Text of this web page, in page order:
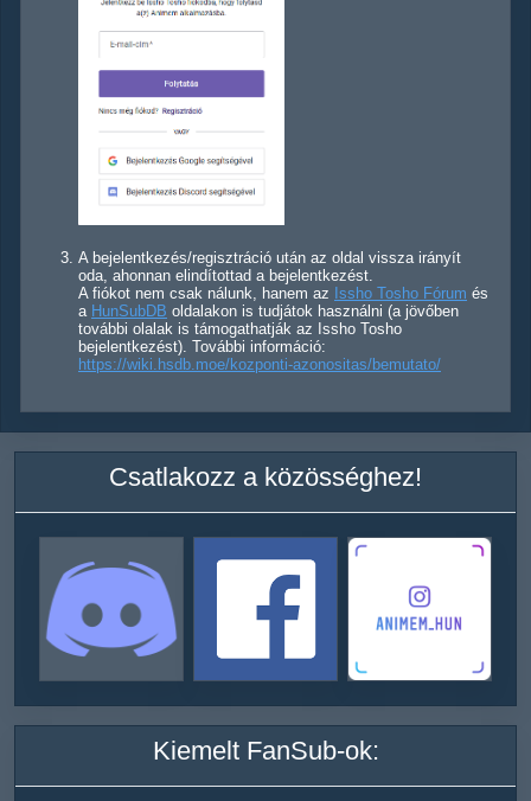
A bejelentkezés/regisztráció után az oldal vissza irányít
oda, ahonnan elindítottad a bejelentkezést.
A fiókot nem csak nálunk, hanem az Issho Tosho Fórum és
a HunSubDB oldalakon is tudjátok használni (a jövőben
további olalak is támogathatják az Issho Tosho
bejelentkezést). További információ:
https://wiki.hsdb.moe/kozponti-azonositas/bemutato/
Csatlakozz a közösséghez!
Kiemelt FanSub-ok: